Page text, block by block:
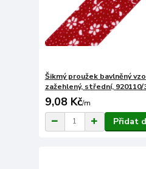
Šikmý proužek bavlněný
zažehlený, střední, 920110/
9,08 Kč/m
Přidat